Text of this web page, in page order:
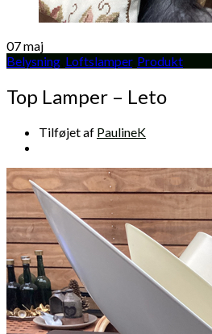
07maj
Belysning Loftslamper, Produkt
Top Lamper – Leto
Tilføjet af PaulineK